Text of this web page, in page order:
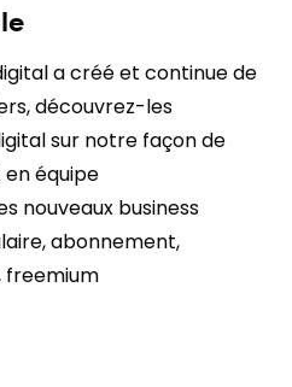
a créé et continue de
découvrez-les
sur notre façon de
équipe
nouveaux business
abonnement,
freemium